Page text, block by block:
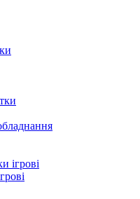
ігрові